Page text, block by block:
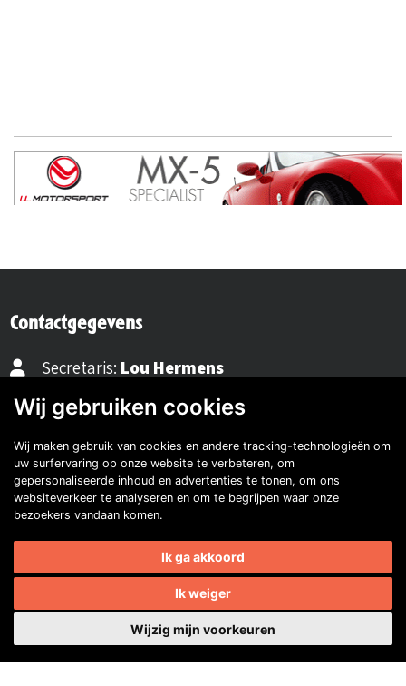
Contactgegevens
Secretaris: Lou Hermens
Mail secretaris
Ledenadm.:Henk Koning
Mail ledenadministratie
NL77 INGB 0677 3069 54
Volg ons:
Volg ons op Facebook
Volg ons op Instagram
Volg ons op YouTube
Wij gebruiken cookies
Wij maken gebruik van cookies en andere tracking-technologieën om
uw surfervaring op onze website te verbeteren, om
gepersonaliseerde inhoud en advertenties te tonen, om ons
websiteverkeer te analyseren en om te begrijpen waar onze
bezoekers vandaan komen.
Ik ga akkoord
Ik weiger
Wijzig mijn voorkeuren